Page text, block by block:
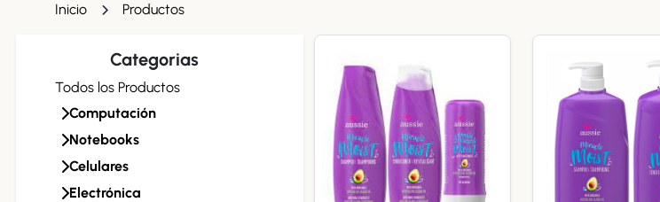
Inicio Productos
Categorias
Todos los Productos
Computación
Notebooks
Celulares
Electrónica